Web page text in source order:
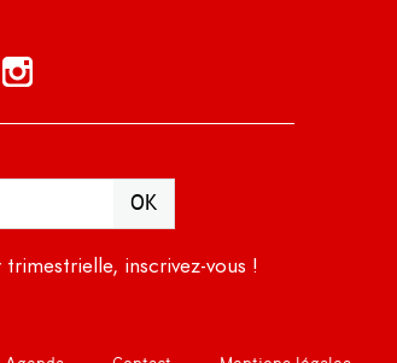
inscrivez-vous !